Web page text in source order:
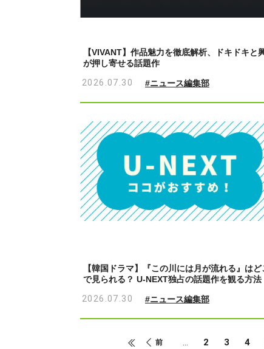
【VIVANT】作品魅力を徹底解析、ドキドキと
が押し寄せる話題作
2026.07.30
#ニュース編集部
【韓国ドラマ】『この川には月が流れる』はど
で見られる？ U-NEXT独占の話題作を観る方法
2026.07.30
#ニュース編集部
前 2 3 4